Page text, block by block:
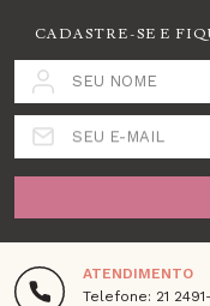
CADASTRE-SE E
SEU NOME
SEU E-MAIL
ATENDIMENTO
Telefone: 21